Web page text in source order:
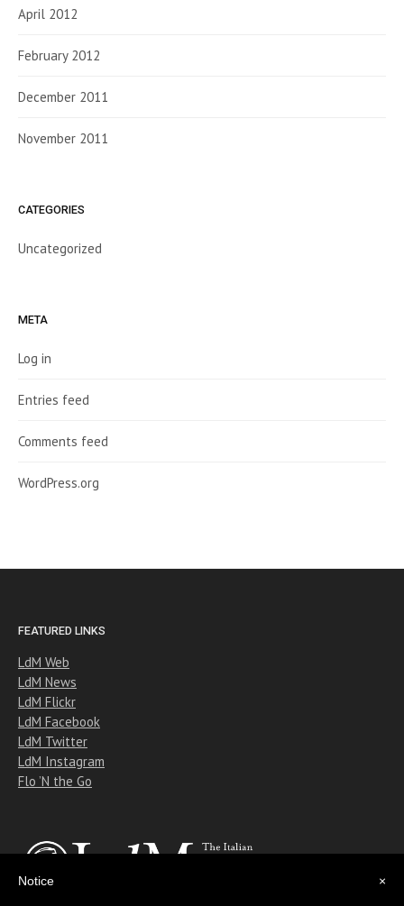
April 2012
February 2012
December 2011
November 2011
CATEGORIES
Uncategorized
META
Log in
Entries feed
Comments feed
WordPress.org
FEATURED LINKS
LdM Web
LdM News
LdM Flickr
LdM Facebook
LdM Twitter
LdM Instagram
Flo ’N the Go
×
Notice